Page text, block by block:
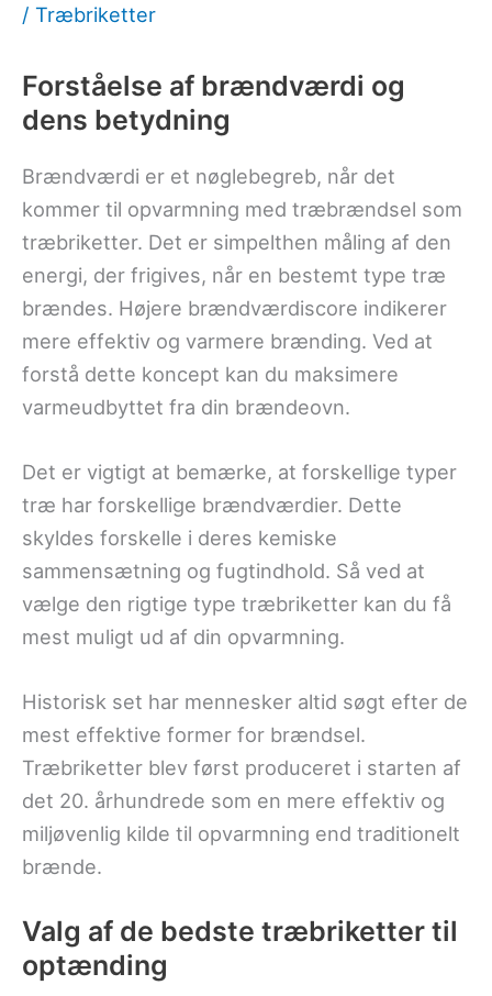
/ Træbriketter
Forståelse af brændværdi og
dens betydning
Brændværdi er et nøglebegreb, når det
kommer til opvarmning med træbrændsel som
træbriketter. Det er simpelthen måling af den
energi, der frigives, når en bestemt type træ
brændes. Højere brændværdiscore indikerer
mere effektiv og varmere brænding. Ved at
forstå dette koncept kan du maksimere
varmeudbyttet fra din brændeovn.
Det er vigtigt at bemærke, at forskellige typer
træ har forskellige brændværdier. Dette
skyldes forskelle i deres kemiske
sammensætning og fugtindhold. Så ved at
vælge den rigtige type træbriketter kan du få
mest muligt ud af din opvarmning.
Historisk set har mennesker altid søgt efter de
mest effektive former for brændsel.
Træbriketter blev først produceret i starten af
det 20. århundrede som en mere effektiv og
miljøvenlig kilde til opvarmning end traditionelt
brænde.
Valg af de bedste træbriketter til
optænding